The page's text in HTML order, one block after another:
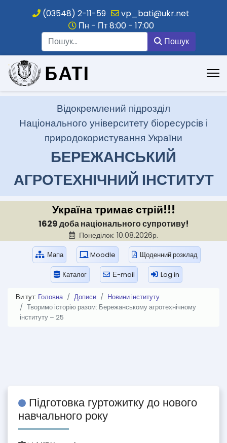
(03548) 2-11-59
vp_bati@ukr.net
Пн - Пт 8:00 - 17:00
Пошук
.
Відокремлений підрозділ
Національного університету біоресурсів і
природокористування України
БЕРЕЖАНСЬКИЙ
АГРОТЕХНІЧНИЙ ІНСТИТУТ
Україна тримає стрій!!!
1629 доба національного супротиву!
Понеділок: 10.08.2026р.
Мапа Moodle Щоденний розклад
Каталог Е-mail Log in
Ви тут: Головна Дописи
Новини інституту
Творимо історію разом: Бережанському агротехнічному
інституту – 25
Підготовка гуртожитку до нового
навчального року